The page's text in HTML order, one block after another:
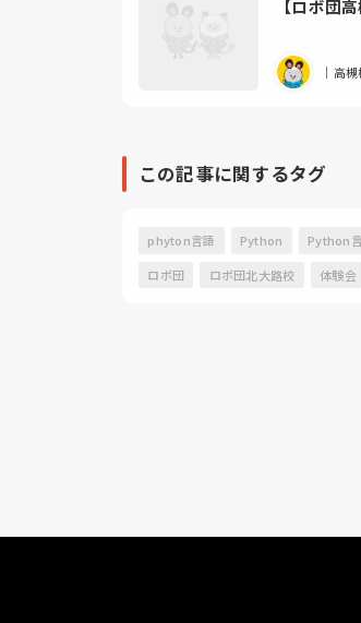
【ロボ団
｜高
この記事に関するタグ
phyton言語 Python Python
ロボ団
ロボ団北大路校 体験会